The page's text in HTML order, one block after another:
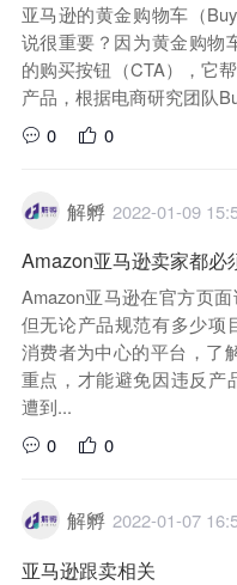
亚马逊的黄金购物车（
说很重要？因为黄金购物
的购买按钮（CTA），它
产品，根据电商研究团队
0
0
解孵 2022-01-09
Amazon亚马逊卖家都必
Amazon亚马逊在官方页
但无论产品规范有多少项
消费者为中心的平台，了
重点，才能避免因违反产
遭到...
0
0
解孵 2022-01-07
亚马逊跟卖相关